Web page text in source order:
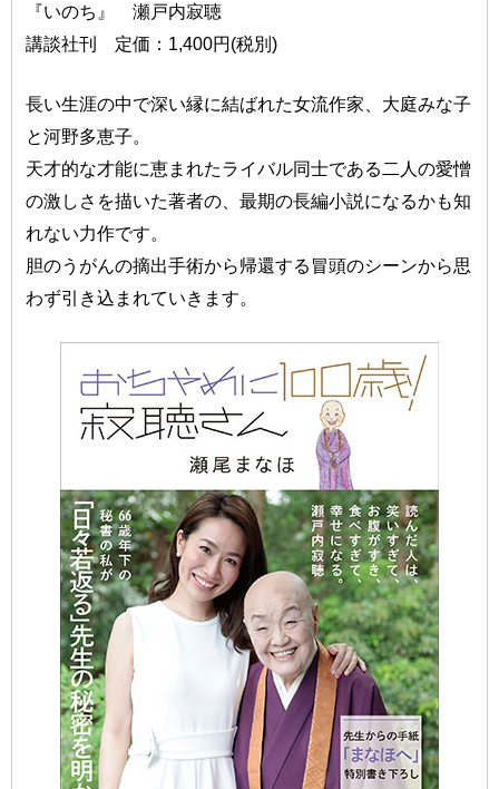
『いのち』 瀬戸内寂聴
講談社刊 定価：1,400円(税別)
長い生涯の中で深い縁に結ばれた女流作家、大庭みな子
と河野多恵子。
天才的な才能に恵まれたライバル同士である二人の愛憎
の激しさを描いた著者の、最期の長編小説になるかも知
れない力作です。
胆のうがんの摘出手術から帰還する冒頭のシーンから思
わず引き込まれていきます。